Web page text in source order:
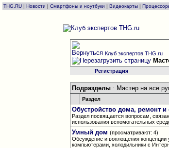
THG.RU | Новости | Смартфоны и ноутбуки | Видеокарты |
Клуб экспертов THG.ru
Регистрация
Подразделы : Мастер на все
Раздел
Обустройство дома, ремонт и
Раздел посвящается вопросам,
использования вспомогательных
Умный дом (просматривают: 4)
Обсуждение и воплощения концепции
компьютерами, холодильники с